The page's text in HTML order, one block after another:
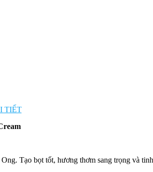
Tạo bọt tốt, hương thơm sang trọng và